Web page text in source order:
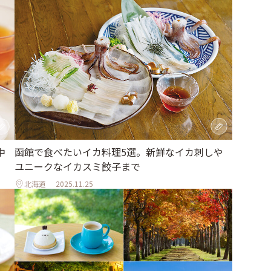
函館で食べたいイカ料理5選。新鮮なイカ刺しや
ユニークなイカスミ餃子まで
北海道 2025.11.25